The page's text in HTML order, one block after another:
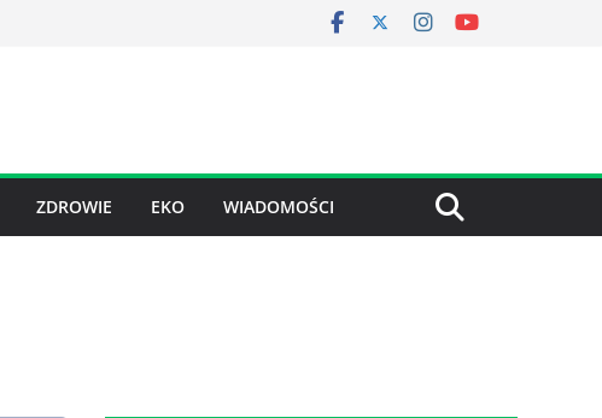
ZDROWIE EKO WIADOMOŚCI